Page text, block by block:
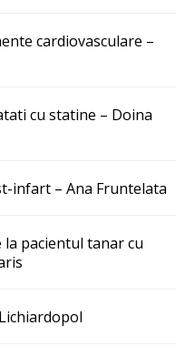
cardiovasculare –
cu statine – Doina
infart – Ana Fruntelata
la pacientul tanar cu